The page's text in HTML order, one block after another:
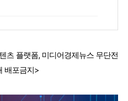
츠 플랫폼, 미디어경제뉴스 무단전
배포금지>